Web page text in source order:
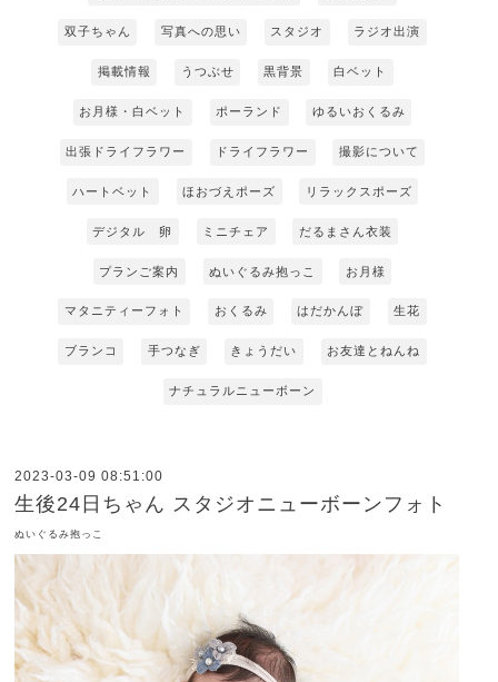
双子ちゃん 写真への思い スタジオ ラジオ出演
掲載情報 うつぶせ 黒背景 白ベット
お月様・白ベット ポーランド ゆるいおくるみ
出張ドライフラワー ドライフラワー 撮影について
ハートベット ほおづえポーズ リラックスポーズ
デジタル 卵 ミニチェア だるまさん衣装
プランご案内 ぬいぐるみ抱っこ お月様
マタニティーフォト おくるみ はだかんぼ 生花
ブランコ 手つなぎ きょうだい お友達とねんね
ナチュラルニューボーン
2023-03-09 08:51:00
生後24日ちゃん スタジオニューボーンフォト
ぬいぐるみ抱っこ